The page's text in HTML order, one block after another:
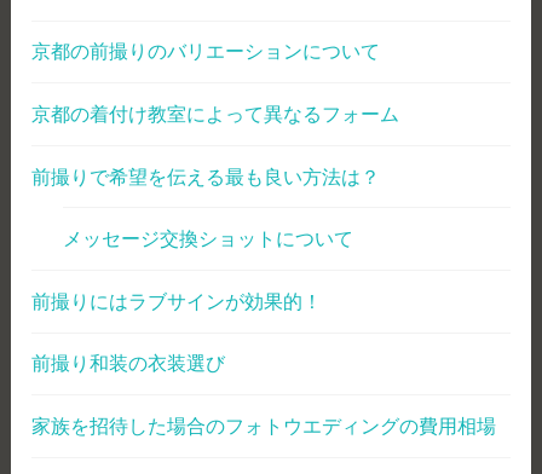
京都の前撮りのバリエーションについて
京都の着付け教室によって異なるフォーム
前撮りで希望を伝える最も良い方法は？
メッセージ交換ショットについて
前撮りにはラブサインが効果的！
前撮り和装の衣装選び
家族を招待した場合のフォトウエディングの費用相場